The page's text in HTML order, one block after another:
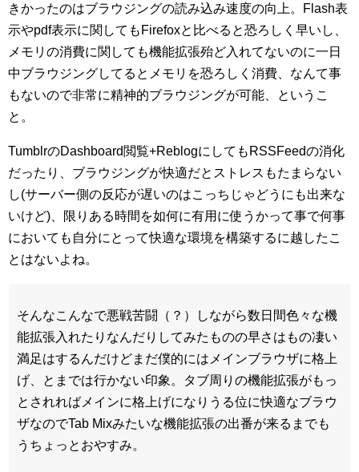
きかったのはブラウジングの読み込み速度の向上。Flash表
示やpdf表示に関してもFirefoxと比べると恐ろしく早いし、
メモリの消費に関しても機能拡張殆ど入れてないのに一日
中ブラウジングしてるとメモリを恐ろしく消費、なんて事
もないので非常に精神的ブラウジングが可能、というこ
と。
TumblrのDashboard閲覧+ReblogにしてもRSSFeedの消化
だったり、ブラウジングが快適だとストレスもたまらない
し(サーバー側の反応が遅いのはこっちじゃどうにも出来な
いけど)、限りある時間を如何に有用に使うかって事で何事
においても自分にとって快適な環境を構築するに越したこ
とはないよね。
そんなこんなで悪戦苦闘（？）しながら数日間色々な機
能拡張入れたりなんだりしてみたものの早さはもの凄い
満足はするんだけどまだ僕的にはメインブラウザに格上
げ、とまでは行かない印象。タブ周りの機能拡張がもっ
とされればメインに格上げになりうる位に快適なブラウ
ザなのでTab Mixみたいな機能拡張の出番が来るまでも
うちょっとおやすみ。